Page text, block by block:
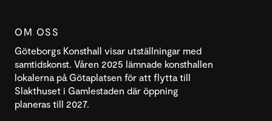
OM OSS
Göteborgs Konsthall visar utställningar med
samtidskonst. Våren 2025 lämnade konsthallen
lokalerna på Götaplatsen för att flytta till
Slakthuset i Gamlestaden där öppning
planeras till 2027.